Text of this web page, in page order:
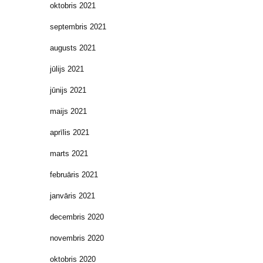
oktobris 2021
septembris 2021
augusts 2021
jūlijs 2021
jūnijs 2021
maijs 2021
aprīlis 2021
marts 2021
februāris 2021
janvāris 2021
decembris 2020
novembris 2020
oktobris 2020